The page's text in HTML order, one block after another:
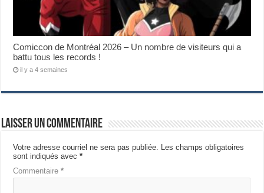
Comiccon de Montréal 2026 – Un nombre de visiteurs qui a
battu tous les records !
il y a 4 semaines
Laisser un commentaire
Votre adresse courriel ne sera pas publiée. Les champs obligatoires
sont indiqués avec*
Commentaire*